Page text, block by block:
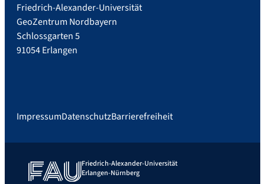
Friedrich-Alexander-Universität
GeoZentrum Nordbayern
Schlossgarten 5
91054 Erlangen
ImpressumDatenschutzBarrierefreiheit
Friedrich-Alexander-Universität
Erlangen-Nürnberg